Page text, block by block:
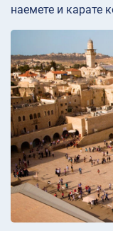
наемете и карате